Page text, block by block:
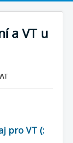
a VT u
pro VT (: